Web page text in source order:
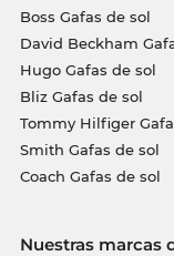
Boss Gafas de sol
David Beckham
Hugo Gafas de sol
Bliz Gafas de sol
Tommy Hilfiger
Smith Gafas de sol
Coach Gafas de sol
Nuestras marcas